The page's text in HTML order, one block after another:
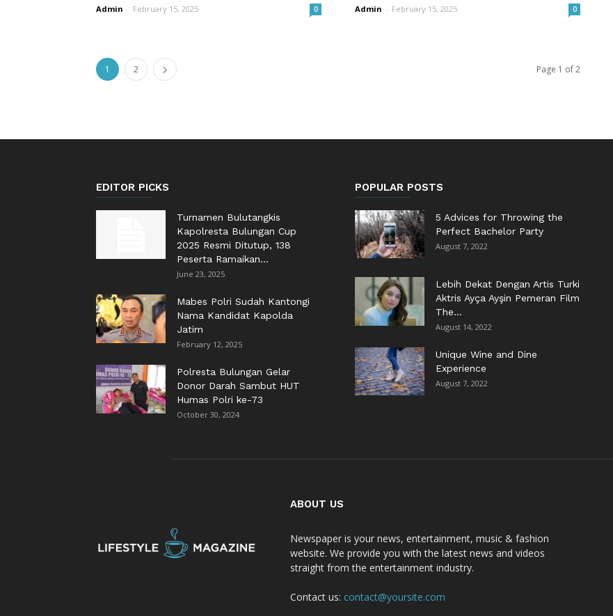
Admin - February 15, 2025 0 Admin - February 15, 2025 0
1 2 Page 1 of 2
EDITOR PICKS
Turnamen Bulutangkis
Kapolresta Bulungan Cup
2025 Resmi Ditutup, 138
Peserta Ramaikan...
June 23, 2025
Mabes Polri Sudah Kantongi
Nama Kandidat Kapolda
Jatim
February 12, 2025
Polresta Bulungan Gelar
Donor Darah Sambut HUT
Humas Polri ke-73
October 30, 2024
POPULAR POSTS
5 Advices for Throwing the
Perfect Bachelor Party
August 7, 2022
Lebih Dekat Dengan Artis Turki
Aktris Ayça Ayşin Pemeran Film
The...
August 14, 2022
Unique Wine and Dine
Experience
August 7, 2022
ABOUT US
Newspaper is your news, entertainment, music & fashion
website. We provide you with the latest news and videos
straight from the entertainment industry.
Contact us: contact@yoursite.com